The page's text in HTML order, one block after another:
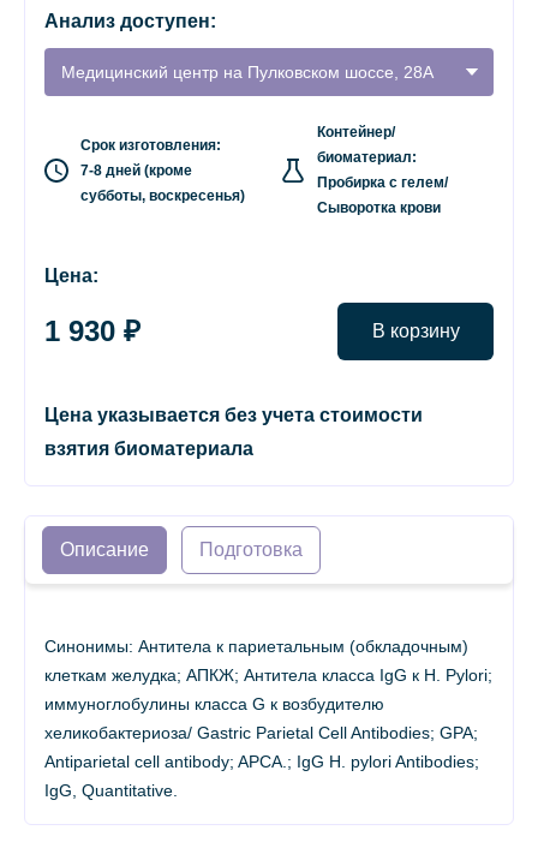
Анализ доступен:
Медицинский центр на Пулковском шоссе, 28А
Срок изготовления:
7-8 дней (кроме
субботы, воскресенья)
Контейнер/
биоматериал:
Пробирка с гелем/
Сыворотка крови
Цена:
1 930 ₽ В корзину
Цена указывается без учета стоимости
взятия биоматериала
Описание Подготовка
Синонимы: Антитела к париетальным (обкладочным)
клеткам желудка; АПКЖ; Антитела класса IgG к H. Pylori;
иммуноглобулины класса G к возбудителю
хеликобактериоза/ Gastric Parietal Cell Antibodies; GPA;
Antiparietal cell antibody; APCA.; IgG H. pylori Antibodies;
IgG, Quantitative.